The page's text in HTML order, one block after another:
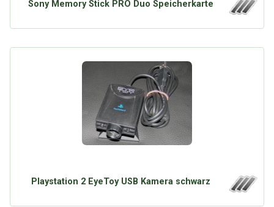
Sony Memory Stick PRO Duo Speicherkarte
Playstation 2 EyeToy USB Kamera schwarz